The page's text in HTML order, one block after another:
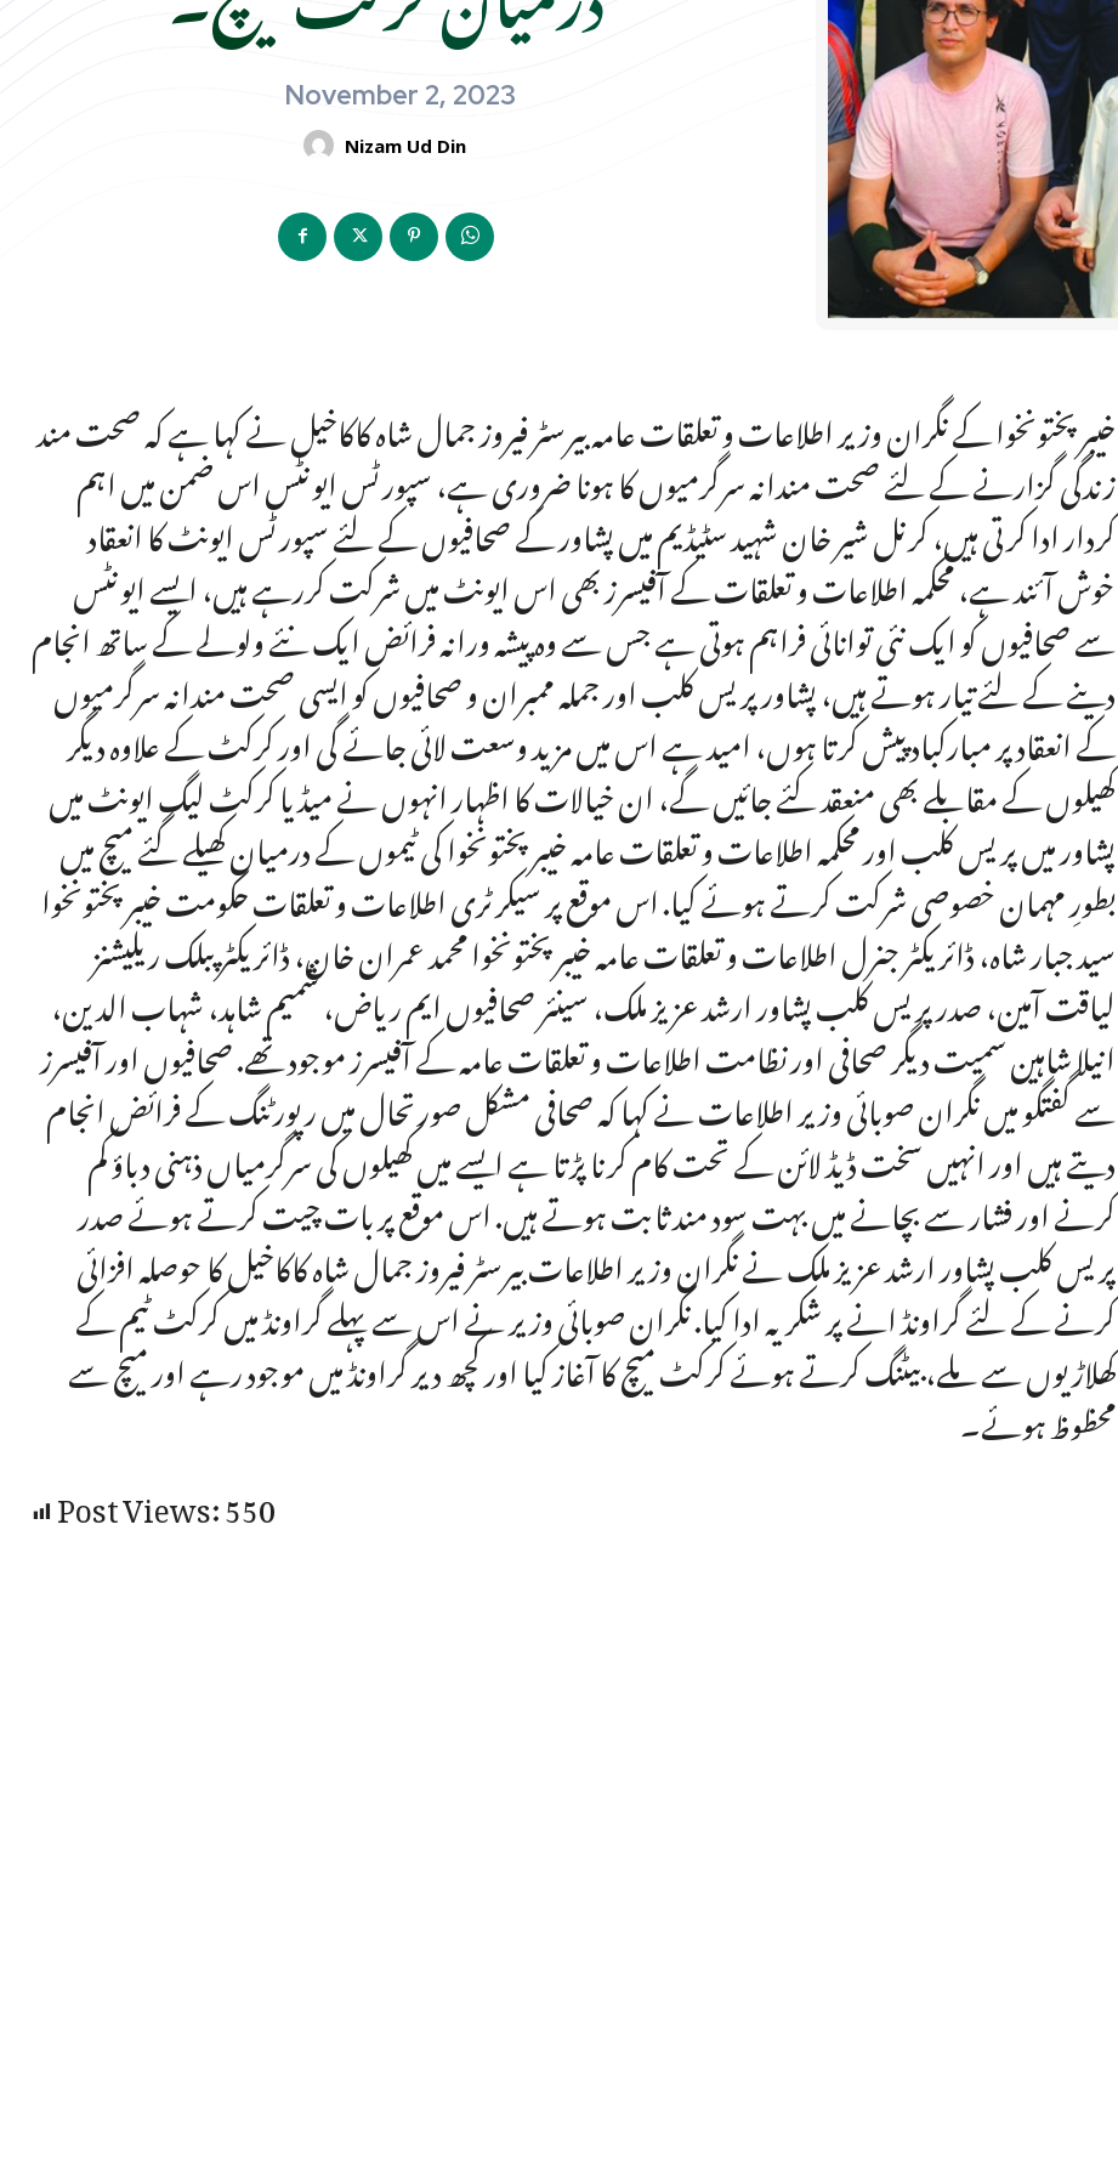
November 2, 2023
Nizam Ud Din
خیبرپختونخوا کے نگران وزیر اطلاعات و تعلقات عامہ بیرسٹر فیروز جمال شاہ کاکاخیل نے کہا ہے کہ صحت مند
زندگی گزارنے کے لئے صحت مندانہ سرگرمیوں کا ہونا ضروری ہے، سپورٹس ایونٹس اس ضمن میں اہم
کردار ادا کرتی ہیں، کرنل شیر خان شہید سٹیڈیم میں پشاور کے صحافیوں کے لئے سپورٹس ایونٹ کا انعقاد
خوش آئند ہے، محکمہ اطلاعات و تعلقات کے آفیسرز بھی اس ایونٹ میں شرکت کررہے ہیں، ایسے ایونٹس
سے صحافیوں کو ایک نئی توانائی فراہم ہوتی ہے جس سے وہ پیشہ ورانہ فرائض ایک نئے ولولے کے ساتھ انجام
دینے کے لئے تیار ہوتے ہیں، پشاور پریس کلب اور جملہ ممبران و صحافیوں کو ایسی صحت مندانہ سرگرمیوں
کے انعقاد پر مبارکباد پیش کرتا ہوں، امید ہے اس میں مزید وسعت لائی جائے گی اور کرکٹ کے علاوہ دیگر
کھیلوں کے مقابلے بھی منعقد کئے جائیں گے، ان خیالات کا اظہار انہوں نے میڈیا کرکٹ لیگ ایونٹ میں
پشاور میں پریس کلب اور محکمہ اطلاعات و تعلقات عامہ خیبرپختونخوا کی ٹیموں کے درمیان کھیلے گئے میچ میں
بطورِ مہمان خصوصی شرکت کرتے ہوئے کیا. اس موقع پر سیکرٹری اطلاعات و تعلقات حکومت خیبرپختونخوا
سید جبار شاہ، ڈائریکٹر جنرل اطلاعات و تعلقات عامہ خیبرپختونخوا محمد عمران خان، ڈائریکٹر پبلک ریلیشنز
لیاقت آمین، صدر پریس کلب پشاور ارشد عزیز ملک، سینئر صحافیوں ایم ریاض، شمیم شاہد، شہاب الدین،
انیلا شاہین سمیت دیگر صحافی اور نظامت اطلاعات و تعلقات عامہ کے آفیسرز موجود تھے. صحافیوں اور آفیسرز
سے گفتگو میں نگران صوبائی وزیر اطلاعات نے کہا کہ صحافی مشکل صورتحال میں رپورٹنگ کے فرائض انجام
دیتے ہیں اور انہیں سخت ڈیڈ لائن کے تحت کام کرنا پڑتا ہے ایسے میں کھیلوں کی سرگرمیاں ذہنی دباؤ کم
کرنے اور فشار سے بچانے میں بہت سود مند ثابت ہوتے ہیں. اس موقع پر بات چیت کرتے ہوئے صدر
پریس کلب پشاور ارشد عزیز ملک نے نگران وزیر اطلاعات بیرسٹر فیروز جمال شاہ کاکاخیل کا حوصلہ افزائی
کرنے کے لئے گراونڈ انے پر شکریہ ادا کیا. نگران صوبائی وزیر نے اس سے پہلے گراونڈ میں کرکٹ ٹیم کے
کھلاڑیوں سے ملے، بیٹنگ کرتے ہوئے کرکٹ میچ کا آغاز کیا اور کچھ دیر گراونڈ میں موجود رہے اور میچ سے
محظوظ ہوئے۔
Post Views:550